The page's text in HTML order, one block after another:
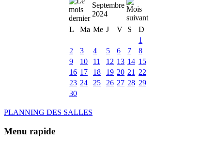
Septembre
2024
L
Ma Me J V S
D
1
2
3 4 5 6 7
8
9
10 11 12 13 14 15
16 17 18 19 20 21
22
23 24 25 26 27 28 29
30
PLANNING DES SALLES
Menu rapide